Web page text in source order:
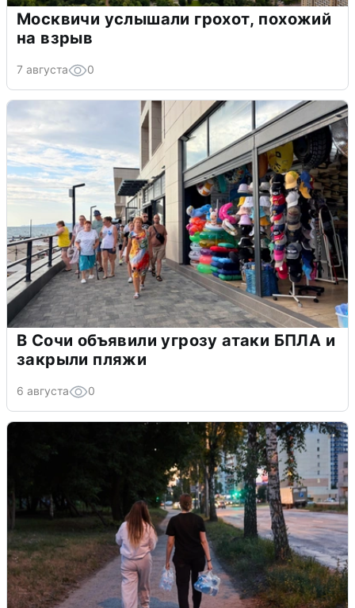
Москвичи услышали грохот, похожий
на взрыв
7 августа 0
В Сочи объявили угрозу атаки БПЛА и
закрыли пляжи
6 августа 0